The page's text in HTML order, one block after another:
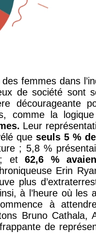
femmes dans
de société sont
décourageante
comme la
Leur
que seuls 5 %
; 5,8 %
; et62,6 %
Erin
plus
à l’heure où les
à
Bruno Cathala,
de